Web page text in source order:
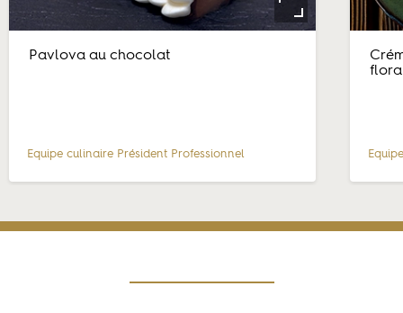
Pavlova au chocolat
Equipe culinaire Président Professionnel